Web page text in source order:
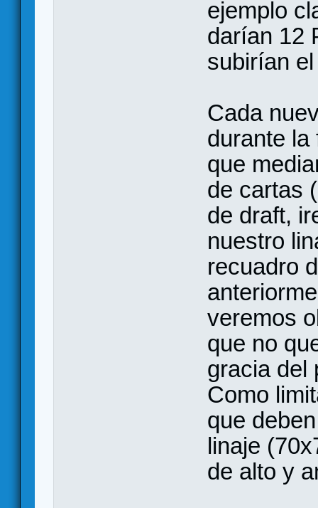
ejemplo
darían 12
subirían
Cada
durante la
que
de cartas
de draft,
nuestro
recuadro
veremos
que no
gracia del
Como
que
linaje
de alto y